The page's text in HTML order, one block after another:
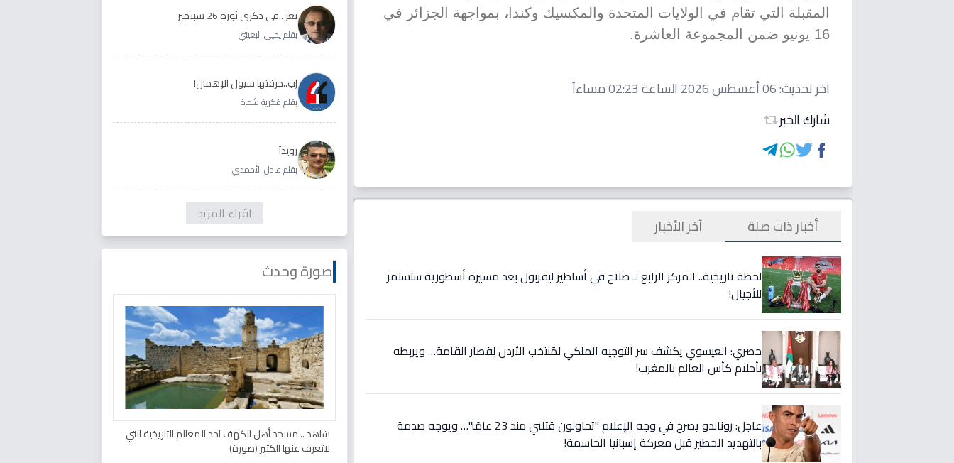
المقبلة التي تقام في الولايات المتحدة والمكسيك وكندا، بمواجهة الجزائر في
16 يونيو ضمن المجموعة العاشرة.
اخر تحديث:06 أغسطس 2026 الساعة 02:23 مساءاً
شارك الخبر
أخبار ذات صلة آخر الأخبار
لحظة تاريخية.. المركز الرابع لـ صلاح في أساطير ليفربول بعد مسيرة أسطورية ستستمر
للأجيال!
حصري: العيسوي يكشف سر التوجيه الملكي لمُنتخب الأردن لِقصار القامة… ويربطه
بأحلام كأس العالم بالمغرب!
عاجل: رونالدو يصرخ في وجه الإعلام "تحاولون قتلني منذ 23 عامًا"… ويوجه صدمة
بالتهديد الخطير قبل معركة إسبانيا الحاسمة!
تعز ..في ذكرى ثورة 26 سبتمبر
بقلم يحيى البعيثي
إب..جرفتها سيول الإهمال!
بقلم فكرية شحرة
رويداَ
بقلم عادل الأحمدي
اقراء المزيد
صورة وحدث
شاهد .. مسجد أهل الكهف احد المعالم التاريخية التي
لاتعرف عنها الكثير (صورة)